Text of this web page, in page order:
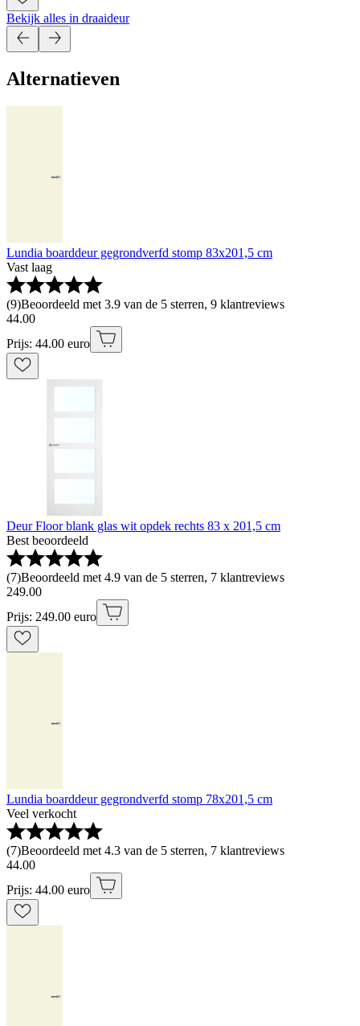
Bekijk alles in draaideur
Alternatieven
Lundia boarddeur gegrondverfd stomp 83x201,5 cm
Vast laag
(9)Beoordeeld met 3.9 van de 5 sterren, 9 klantreviews
44.00
Prijs: 44.00 euro
Deur Floor blank glas wit opdek rechts 83 x 201,5 cm
Best beoordeeld
(7)Beoordeeld met 4.9 van de 5 sterren, 7 klantreviews
249.00
Prijs: 249.00 euro
Lundia boarddeur gegrondverfd stomp 78x201,5 cm
Veel verkocht
(7)Beoordeeld met 4.3 van de 5 sterren, 7 klantreviews
44.00
Prijs: 44.00 euro